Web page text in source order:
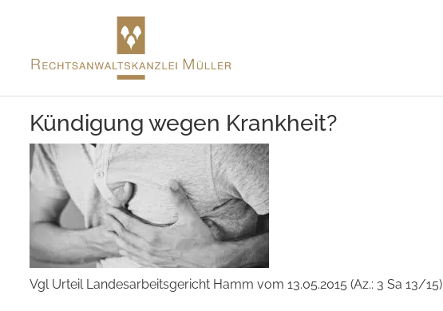
Kündigung wegen Krankheit?
Vgl Urteil Landesarbeitsgericht Hamm vom 13.05.2015 (Az.: 3 Sa 13/15)